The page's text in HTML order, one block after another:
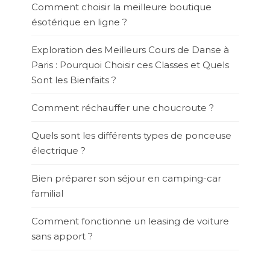
Comment choisir la meilleure boutique
ésotérique en ligne ?
Exploration des Meilleurs Cours de Danse à
Paris : Pourquoi Choisir ces Classes et Quels
Sont les Bienfaits ?
Comment réchauffer une choucroute ?
Quels sont les différents types de ponceuse
électrique ?
Bien préparer son séjour en camping-car
familial
Comment fonctionne un leasing de voiture
sans apport ?